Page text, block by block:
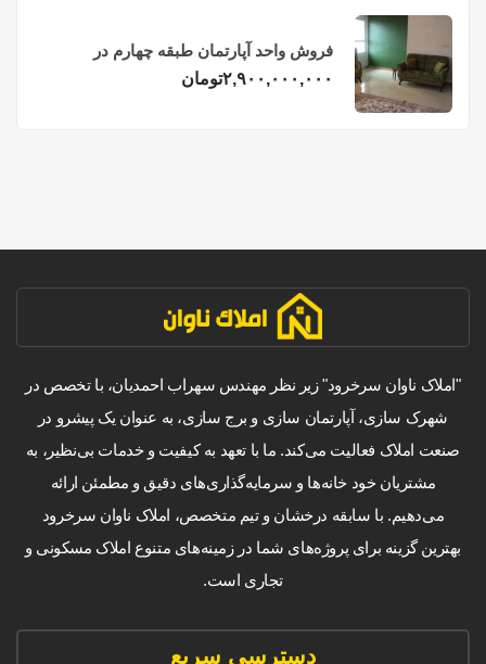
فروش واحد آپارتمان طبقه چهارم در
فریدونکنار
۲,۹۰۰,۰۰۰,۰۰۰تومان
"املاک ناوان سرخرود" زیر نظر مهندس سهراب احمدیان، با تخصص در
شهرک سازی، آپارتمان سازی و برج سازی، به عنوان یک پیشرو در
صنعت املاک فعالیت می‌کند. ما با تعهد به کیفیت و خدمات بی‌نظیر، به
مشتریان خود خانه‌ها و سرمایه‌گذاری‌های دقیق و مطمئن ارائه
می‌دهیم. با سابقه درخشان و تیم متخصص، املاک ناوان سرخرود
بهترین گزینه برای پروژه‌های شما در زمینه‌های متنوع املاک مسکونی و
تجاری است.
دسترسی سریع